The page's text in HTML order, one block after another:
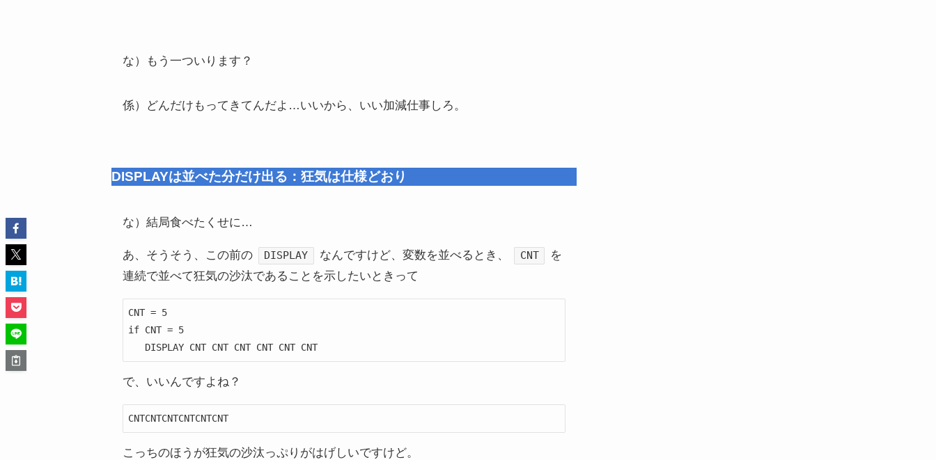
な）もう一ついります？
係）どんだけもってきてんだよ…いいから、いい加減仕事しろ。
DISPLAYは並べた分だけ出る：狂気は仕様どおり
な）結局食べたくせに…
あ、そうそう、この前の DISPLAY なんですけど、変数を並べるとき、 CNT
を
連続で並べて狂気の沙汰であることを示したいときって
CNT = 5
if CNT = 5
   DISPLAY CNT CNT CNT CNT CNT CNT
で、いいんですよね？
CNTCNTCNTCNTCNTCNT
こっちのほうが狂気の沙汰っぷりがはげしいですけど。